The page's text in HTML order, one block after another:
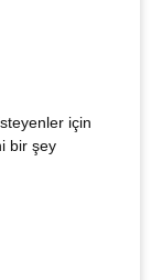
için
bir şey